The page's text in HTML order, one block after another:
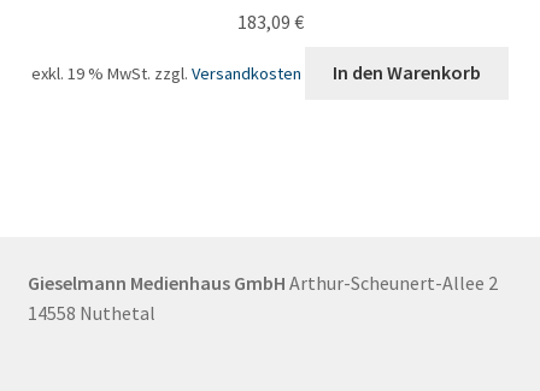
183,09 €
exkl. 19 % MwSt. zzgl.Versandkosten In den Warenkorb
Gieselmann Medienhaus GmbH Arthur-Scheunert-Allee 2
14558 Nuthetal